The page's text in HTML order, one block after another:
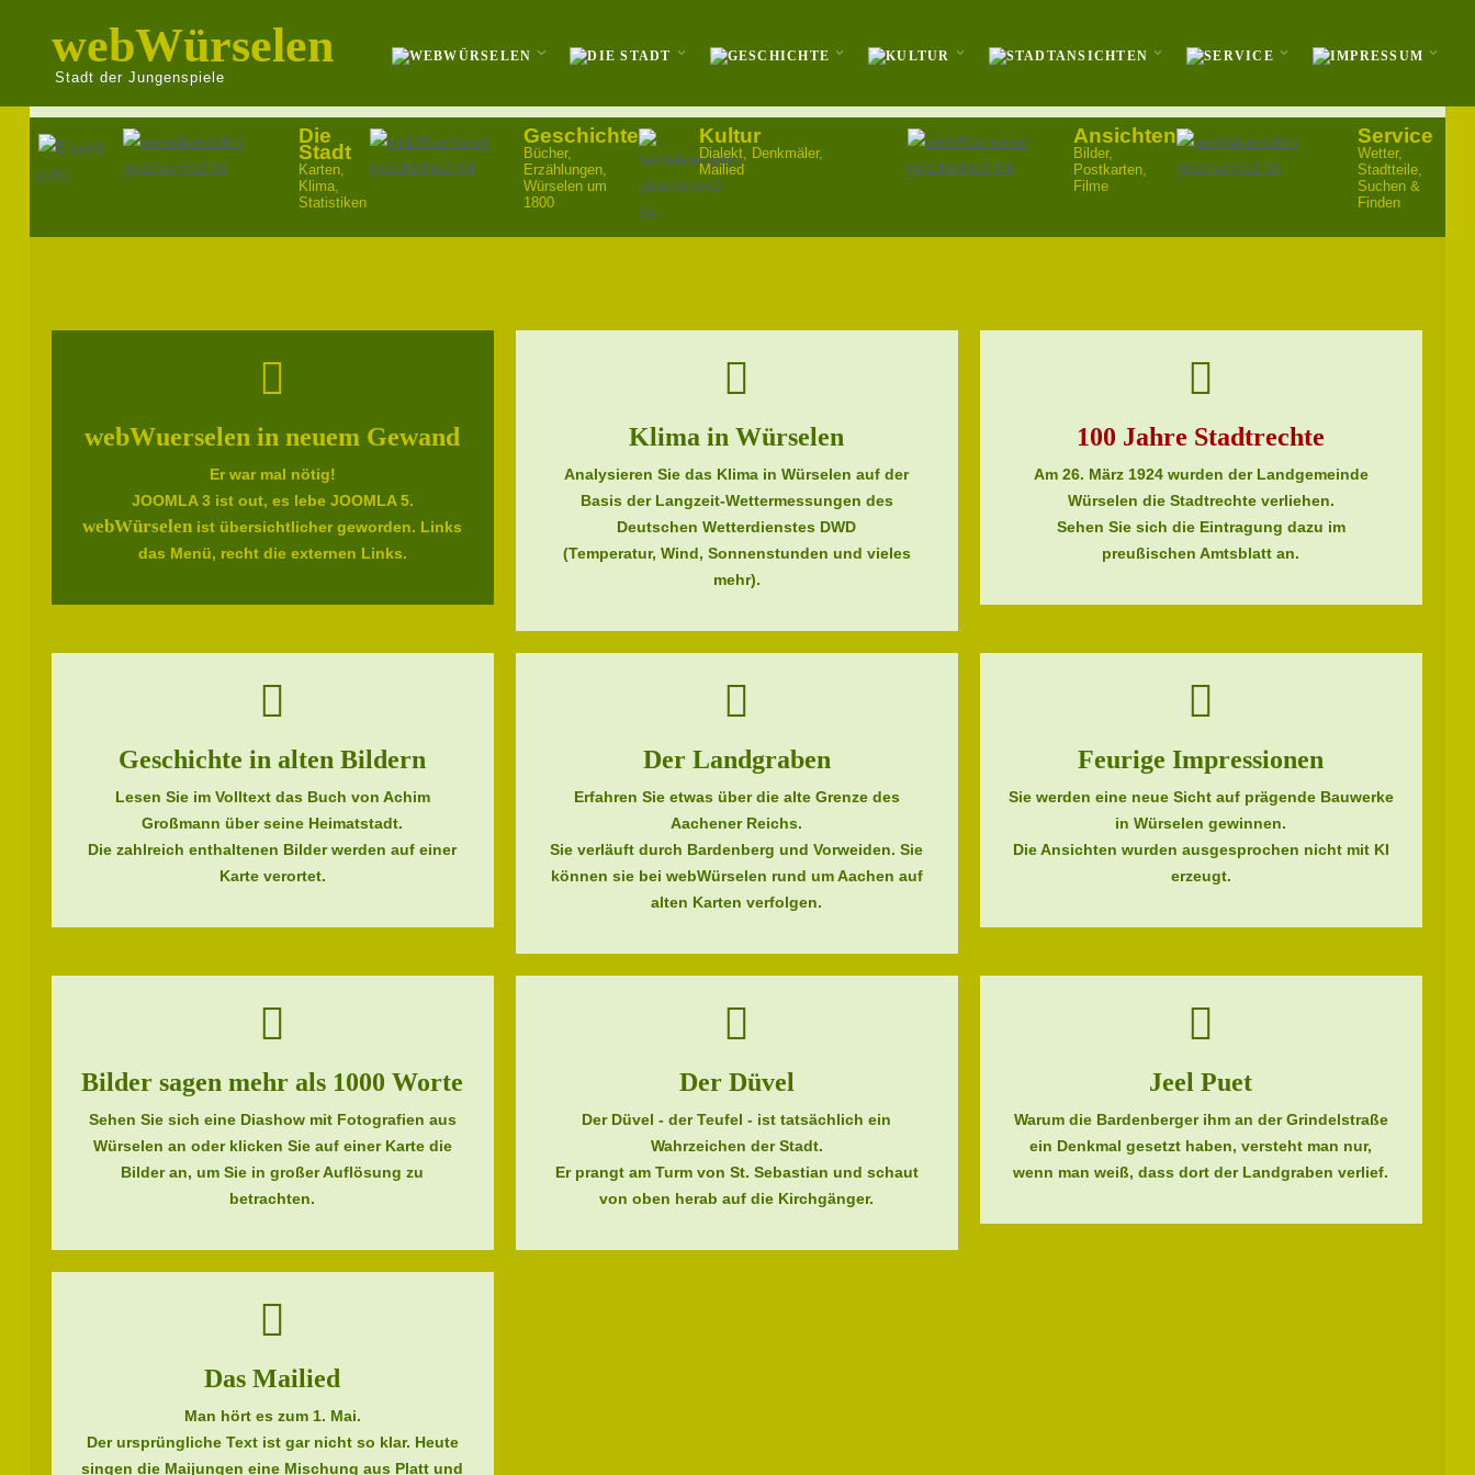
webWürselen
Stadt der Jungenspiele
Sprache auswählen Die
Stadt
Karten,
Klima,
Statistiken
Geschichte
Bücher,
Erzählungen,
Würselen um
1800
Kultur
Dialekt, Denkmäler,
Mailied
Ansichten
Bilder,
Postkarten,
Filme
Service
Wetter,
Stadtteile,
Suchen &
Finden
webWuerselen in neuem Gewand
Er war mal nötig!
JOOMLA 3 ist out, es lebe JOOMLA 5.
webWürselen ist übersichtlicher geworden. Links
das Menü, recht die externen Links.
Klima in Würselen
Analysieren Sie das Klima in Würselen auf der
Basis der Langzeit-Wettermessungen des
Deutschen Wetterdienstes DWD
(Temperatur, Wind, Sonnenstunden und vieles
mehr).
100 Jahre Stadtrechte
Am 26. März 1924 wurden der Landgemeinde
Würselen die Stadtrechte verliehen.
Sehen Sie sich die Eintragung dazu im
preußischen Amtsblatt an.
Geschichte in alten Bildern
Lesen Sie im Volltext das Buch von Achim
Großmann über seine Heimatstadt.
Die zahlreich enthaltenen Bilder werden auf einer
Karte verortet.
Der Landgraben
Erfahren Sie etwas über die alte Grenze des
Aachener Reichs.
Sie verläuft durch Bardenberg und Vorweiden. Sie
können sie bei webWürselen rund um Aachen auf
alten Karten verfolgen.
Feurige Impressionen
Sie werden eine neue Sicht auf prägende Bauwerke
in Würselen gewinnen.
Die Ansichten wurden ausgesprochen nicht mit KI
erzeugt.
Bilder sagen mehr als 1000 Worte
Sehen Sie sich eine Diashow mit Fotografien aus
Würselen an oder klicken Sie auf einer Karte die
Bilder an, um Sie in großer Auflösung zu
betrachten.
Der Düvel
Der Düvel - der Teufel - ist tatsächlich ein
Wahrzeichen der Stadt.
Er prangt am Turm von St. Sebastian und schaut
von oben herab auf die Kirchgänger.
Jeel Puet
Warum die Bardenberger ihm an der Grindelstraße
ein Denkmal gesetzt haben, versteht man nur,
wenn man weiß, dass dort der Landgraben verlief.
Das Mailied
Man hört es zum 1. Mai.
Der ursprüngliche Text ist gar nicht so klar. Heute
singen die Maijungen eine Mischung aus Platt und